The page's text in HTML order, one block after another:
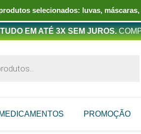
selecionados: luvas,
TUDO EM ATÉ 3X SEM JUROS.
MEDICAMENTOS PROMOÇÃO